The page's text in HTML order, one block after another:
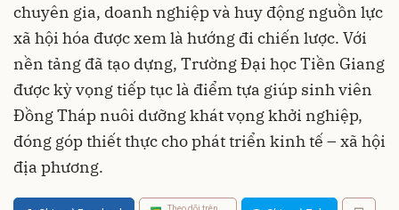
chuyên gia, doanh nghiệp và huy động nguồn lực
xã hội hóa được xem là hướng đi chiến lược. Với
nền tảng đã tạo dựng, Trường Đại học Tiền Giang
được kỳ vọng tiếp tục là điểm tựa giúp sinh viên
Đồng Tháp nuôi dưỡng khát vọng khởi nghiệp,
đóng góp thiết thực cho phát triển kinh tế – xã hội
địa phương.